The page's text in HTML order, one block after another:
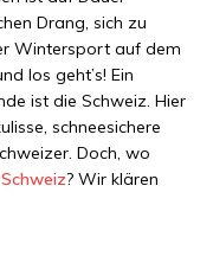
Drang, sich zu
Wintersport auf dem
los geht’s! Ein
ist die Schweiz. Hier
schneesichere
Doch, wo
? Wir klären